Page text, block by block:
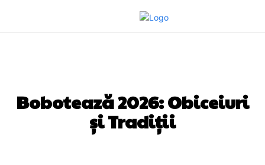
Bobotează 2026: Obiceiuri
și Tradiții